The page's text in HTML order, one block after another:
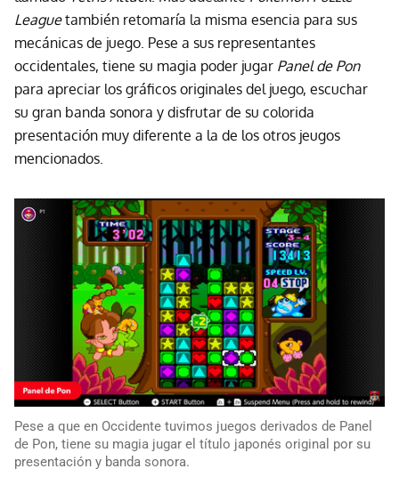
Leaguetambién retomaría la misma esencia para sus
mecánicas de juego. Pese a sus representantes
occidentales, tiene su magia poder jugar Panel de Pon
para apreciar los gráficos originales del juego, escuchar
su gran banda sonora y disfrutar de su colorida
presentación muy diferente a la de los otros jeugos
mencionados.
Pese a que en Occidente tuvimos juegos derivados de Panel
de Pon, tiene su magia jugar el título japonés original por su
presentación y banda sonora.